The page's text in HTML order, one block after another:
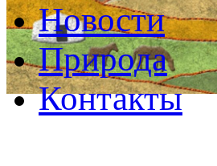
Новости
Природа
Контакты